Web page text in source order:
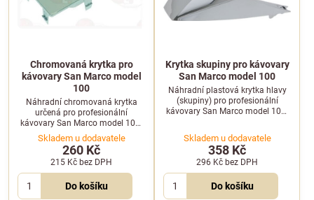
Chromovaná krytka pro
kávovary San Marco model
100
Náhradní chromovaná krytka
určená pro profesionální
kávovary San Marco model 100.
Elegantní a odolný díl pro
estetické zakončení kávovaru.
Skladem u dodavatele
260 Kč
215 Kč bez DPH
Do košíku
Krytka skupiny pro kávovary
San Marco model 100
Náhradní plastová krytka hlavy
(skupiny) pro profesionální
kávovary San Marco model 100.
Skladem u dodavatele
358 Kč
296 Kč bez DPH
Do košíku